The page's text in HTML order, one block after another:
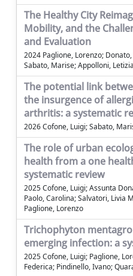
The Healthy City
Mobility, and the
and Evaluation
2024 Paglione, Lorenzo;
Sabato, Marise; Appolloni,
The potential link
the insurgence of
arthritis: a systematic
2026 Cofone, Luigi; Sabato,
The role of urban
health from a one
systematic review
2025 Cofone, Luigi; Assunta
Paolo, Carolina; Salvatori, Livia
Paglione, Lorenzo
Trichophyton
emerging infection: a
2025 Cofone, Luigi; Paglione,
Federica; Pindinello, Ivano;